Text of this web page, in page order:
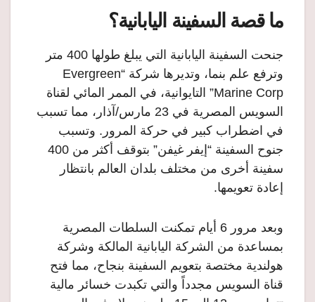
ما قصة السفينة اليابانية؟
جنحت السفينة اليابانية التي يبلغ طولها 400 متر
وترفع علم بنما، وتديرها شركة “Evergreen
Marine Corp” التايوانية، في الممر المائي لقناة
السويس المصرية في 23 مارس/آذار، مما تسبب
في اضطراب كبير في حركة المرور. وتسبب
جنوح السفينة “إيفر غيفن” بتوقف أكثر من 400
سفينة أخرى من مختلف بلدان العالم بانتظار
إعادة تعويمها.
وبعد مرور 6 أيام تمكنت السلطات المصرية
بمساعدة من الشركة اليابانية المالكة وشركة
هولندية مختصة بتعويم السفينة بنجاح، مما فتح
قناة السويس مجدداً والتي تكبدت خسائر مالية